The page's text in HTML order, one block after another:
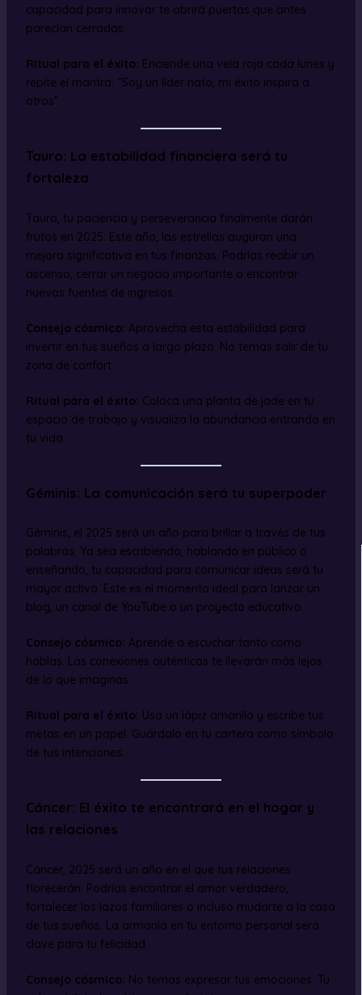
capacidad para innovar te abrirá puertas que antes
parecían cerradas.
Ritual para el éxito: Enciende una vela roja cada lunes y
repite el mantra: “Soy un líder nato, mi éxito inspira a
otros”.
Tauro: La estabilidad financiera será tu
fortaleza
Tauro, tu paciencia y perseverancia finalmente darán
frutos en 2025. Este año, las estrellas auguran una
mejora significativa en tus finanzas. Podrías recibir un
ascenso, cerrar un negocio importante o encontrar
nuevas fuentes de ingresos.
Consejo cósmico: Aprovecha esta estabilidad para
invertir en tus sueños a largo plazo. No temas salir de tu
zona de confort.
Ritual para el éxito: Coloca una planta de jade en tu
espacio de trabajo y visualiza la abundancia entrando en
tu vida.
Géminis: La comunicación será tu superpoder
Géminis, el 2025 será un año para brillar a través de tus
palabras. Ya sea escribiendo, hablando en público o
enseñando, tu capacidad para comunicar ideas será tu
mayor activo. Este es el momento ideal para lanzar un
blog, un canal de YouTube o un proyecto educativo.
Consejo cósmico: Aprende a escuchar tanto como
hablas. Las conexiones auténticas te llevarán más lejos
de lo que imaginas.
Ritual para el éxito: Usa un lápiz amarillo y escribe tus
metas en un papel. Guárdalo en tu cartera como símbolo
de tus intenciones.
Cáncer: El éxito te encontrará en el hogar y
las relaciones
Cáncer, 2025 será un año en el que tus relaciones
florecerán. Podrías encontrar el amor verdadero,
fortalecer los lazos familiares o incluso mudarte a la casa
de tus sueños. La armonía en tu entorno personal será
clave para tu felicidad.
Consejo cósmico: No temas expresar tus emociones. Tu